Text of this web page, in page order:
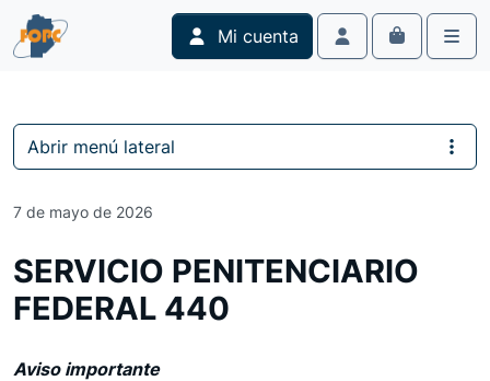
Skip to content
Skip to footer
Mi cuenta
Account
Cart
7 de mayo de 2026
SERVICIO PENITENCIARIO
FEDERAL 440
Aviso importante
Abrir menú lateral